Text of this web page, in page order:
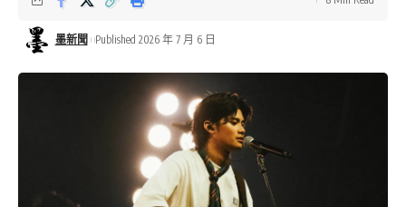
墨新聞 Published 2026 年 7 月 6 日